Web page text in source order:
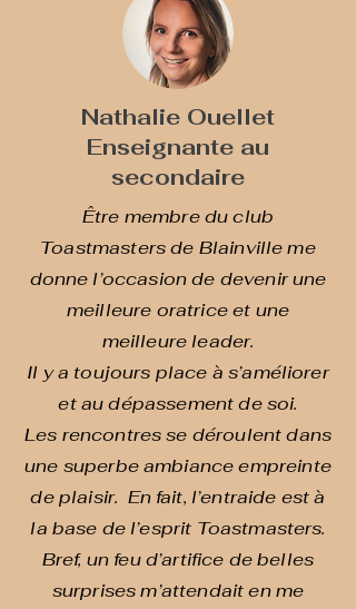
Nathalie Ouellet
Enseignante au
secondaire
Être membre du club
Toastmasters de Blainville me
donne l’occasion de devenir une
meilleure oratrice et une
meilleure leader.
Il y a toujours place à s’améliorer
et au dépassement de soi.
Les rencontres se déroulent dans
une superbe ambiance empreinte
de plaisir. En fait, l’entraide est à
la base de l’esprit Toastmasters.
Bref, un feu d’artifice de belles
surprises m’attendait en me